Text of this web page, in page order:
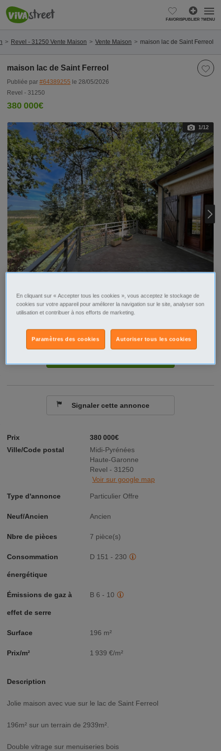
FAVORISPUBLIER ?MENU
Revel - 31250 Vente Maison Vente Maison maison lac de Saint Ferreol
maison lac de Saint Ferreol
Publiée par #64389255 le 28/05/2026
Revel - 31250
380 000€
1/12
Prix
380 000€
Ville/Code postal
Midi-Pyrénées
Haute-Garonne
Revel - 31250
Voir sur google map
Type d'annonce Particulier Offre
Neuf/Ancien Ancien
Nbre de pièces 7 pièce(s)
Consommation
énergétique
D 151 - 230
Émissions de gaz à
effet de serre
B 6 - 10
Surface 196 m²
Prix/m² 1 939 €/m²
Description
Jolie maison avec vue sur le lac de Saint Ferreol
196m² sur un terrain de 2939m².
Double vitrage sur menuiseries bois
Signaler cette annonce
En cliquant sur « Accepter tous les cookies », vous acceptez le stockage de
cookies sur votre appareil pour améliorer la navigation sur le site, analyser son
utilisation et contribuer à nos efforts de marketing.
Autoriser tous les cookies
Paramètres des cookies